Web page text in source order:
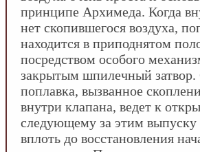
принципе Архимеда. Когда
нет скопившегося воздуха,
находится в приподнятом
посредством особого
закрытым шпилечный
поплавка, вызванное
внутри клапана, ведет к
следующему за этим выпуску
вплоть до восстановления